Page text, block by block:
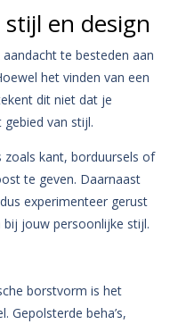
en design
te besteden aan
het vinden van een
dit niet dat je
van stijl.
zoals kant, borduursels of
te geven. Daarnaast
experimenteer gerust
bij jouw persoonlijke stijl.
borstvorm is het
Gepolsterde beha’s,